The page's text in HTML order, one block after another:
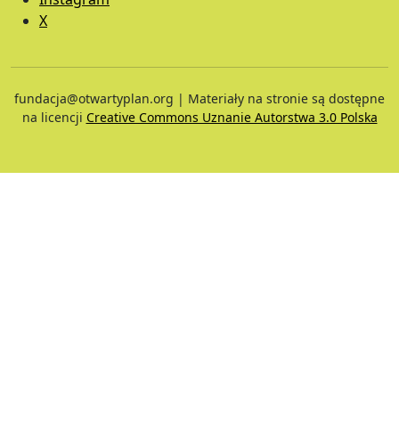
X
fundacja@otwartyplan.org | Materiały na stronie są dostępne
na licencji Creative Commons Uznanie Autorstwa 3.0 Polska